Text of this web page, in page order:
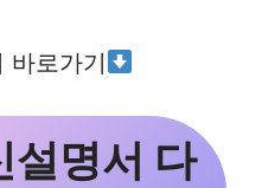
바로가기
설명서 다